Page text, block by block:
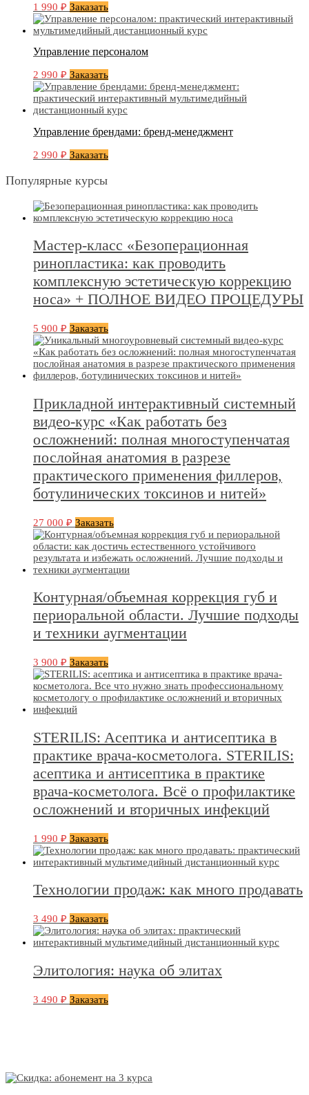
1 990 ₽ Заказать
Управление персоналом
2 990 ₽ Заказать
Управление брендами: бренд-менеджмент
2 990 ₽ Заказать
Популярные курсы
Мастер-класс «Безоперационная
ринопластика: как проводить
комплексную эстетическую коррекцию
носа» + ПОЛНОЕ ВИДЕО ПРОЦЕДУРЫ
5 900 ₽ Заказать
Прикладной интерактивный системный
видео-курс «Как работать без
осложнений: полная многоступенчатая
послойная анатомия в разрезе
практического применения филлеров,
ботулинических токсинов и нитей»
27 000 ₽ Заказать
Контурная/объемная коррекция губ и
периоральной области. Лучшие подходы
и техники аугментации
3 900 ₽ Заказать
STERILIS: Aсептика и антисептика в
практике врача-косметолога. STERILIS:
асептика и антисептика в практике
врача-косметолога. Всё о профилактике
осложнений и вторичных инфекций
1 990 ₽ Заказать
Технологии продаж: как много продавать
3 490 ₽ Заказать
Элитология: наука об элитах
3 490 ₽ Заказать